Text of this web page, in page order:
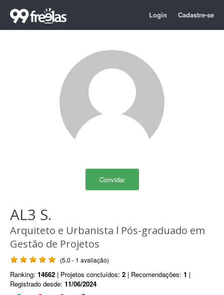
Login Cadastre-se
Convidar
AL3 S.
Arquiteto e Urbanista l Pós-graduado em
Gestão de Projetos
(5.0 - 1 avaliação)
Ranking: 14662 | Projetos concluídos: 2 | Recomendações: 1 |
Registrado desde: 11/06/2024